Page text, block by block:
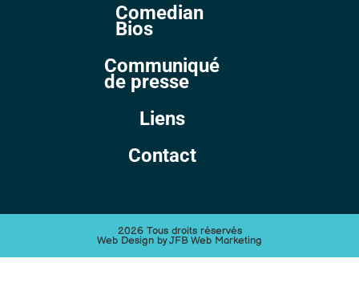
Comedian
Bios
Communiqué
de presse
Liens
Contact
2026 Tous droits réservés
Web Design by JFB Web Marketing